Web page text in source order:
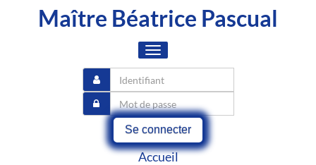
Maître Béatrice Pascual
Toggle
navigation
Se connecter
Accueil